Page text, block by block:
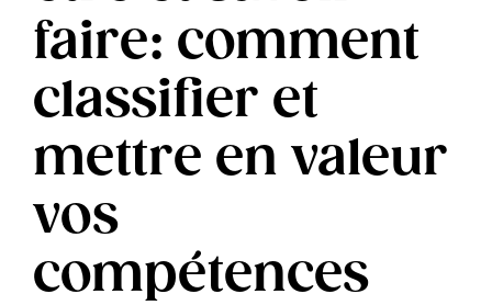
faire: comment
classifier et
mettre en valeur
vos
compétences